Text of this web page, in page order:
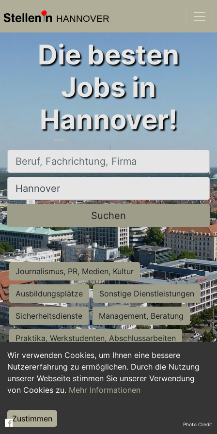
HANNOVER
Wir verwenden Cookies, um Ihnen eine bessere
Nutzererfahrung zu ermöglichen. Durch die Nutzung
unserer Webseite stimmen Sie unserer Verwendung
von Cookies zu. Mehr Informationen
Zustimmen
Die besten
Jobs in
Hannover!
Beruf, Fachrichtung, Firma
Ort, Stadt
Suchen
Journalismus, PR, Medien, Kultur
Ausbildungsplätze Sonstige Dienstleistungen
Sicherheitsdienste Management, Beratung
Praktika, Werkstudenten, Abschlussarbeiten
Personalwesen Assistenz, Sekretariat
Hilfskräfte, Aushilfs- und Nebenjobs
Weiterbildung, Studium, duale Ausbildung Photo Credit